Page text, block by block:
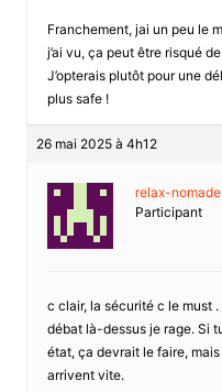
Franchement, jai un peu le
j’ai vu, ça peut être risqué
J’opterais plutôt pour une
plus safe !
26 mai 2025 à 4h12
relax-
Participant
c clair, la sécurité c le must
débat là-dessus je rage. Si
état, ça devrait le faire,
arrivent vite.